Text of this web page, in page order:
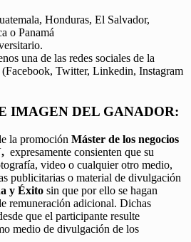
Honduras, El Salvador,
o Panamá
una de las redes sociales de la
Twitter, Linkedin, Instagram
IMAGEN DEL GANADOR:
la promoción Máster de los negocios
expresamente consienten que su
video o cualquier otro medio,
publicitarias o material de divulgación
y Éxito sin que por ello se hagan
remuneración adicional. Dichas
que el participante resulte
medio de divulgación de los